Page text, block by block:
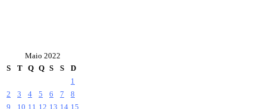
Maio 2022
S
T Q Q S S
D
1
2
3 4 5 6 7
8
9
10 11 12 13 14 15